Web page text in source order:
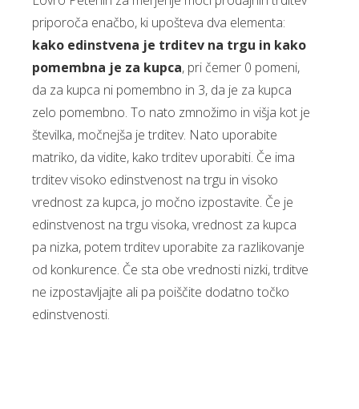
priporoča enačbo, ki upošteva dva elementa:
kako edinstvena je trditev na trgu in kako
pomembna je za kupca, pri čemer 0 pomeni,
da za kupca ni pomembno in 3, da je za kupca
zelo pomembno. To nato zmnožimo in višja kot je
številka, močnejša je trditev. Nato uporabite
matriko, da vidite, kako trditev uporabiti. Če ima
trditev visoko edinstvenost na trgu in visoko
vrednost za kupca, jo močno izpostavite. Če je
edinstvenost na trgu visoka, vrednost za kupca
pa nizka, potem trditev uporabite za razlikovanje
od konkurence. Če sta obe vrednosti nizki, trditve
ne izpostavljajte ali pa poiščite dodatno točko
edinstvenosti.